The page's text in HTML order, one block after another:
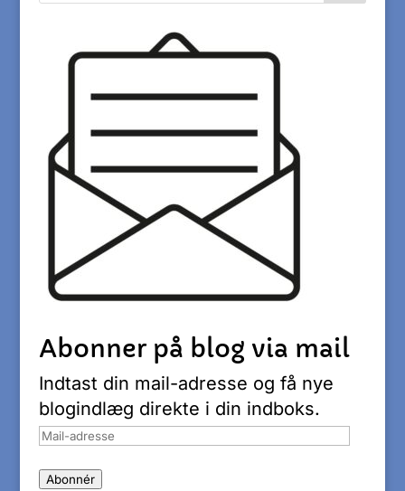
Abonner på blog via mail
Indtast din mail-adresse og få nye
blogindlæg direkte i din indboks.
Mail-
Abonnér